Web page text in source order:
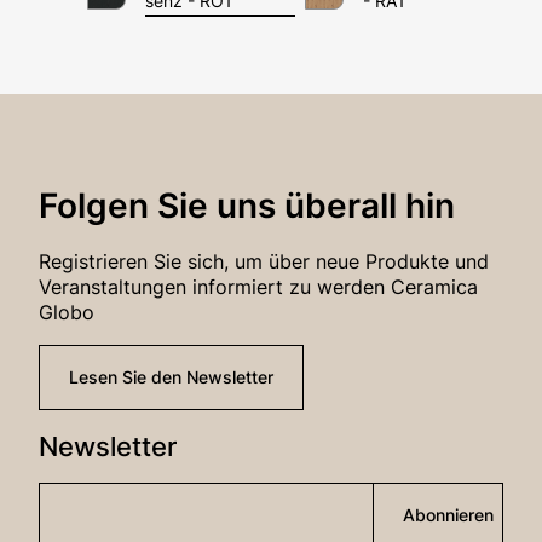
Passwort-Wiederherstellung
Folgen Sie uns überall hin
Registrieren Sie sich, um über neue Produkte und
Veranstaltungen informiert zu werden Ceramica
Globo
Lesen Sie den Newsletter
Newsletter
Abonnieren